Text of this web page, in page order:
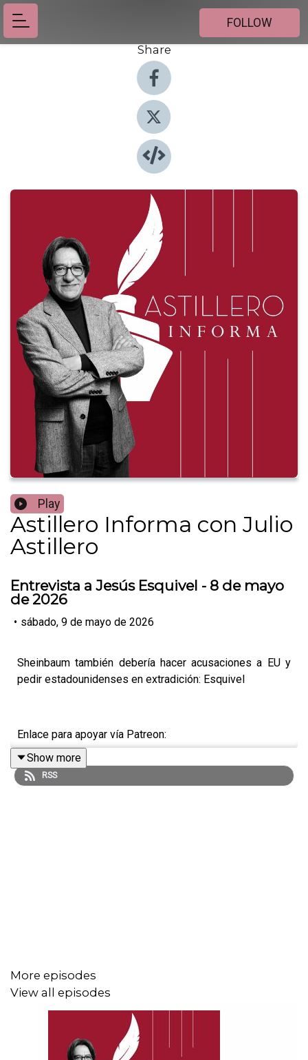
FOLLOW
Share
Play
Astillero Informa con Julio
Astillero
Entrevista a Jesús Esquivel - 8 de mayo
de 2026
• sábado, 9 de mayo de 2026
Sheinbaum también debería hacer acusaciones a EU y
pedir estadounidenses en extradición: Esquivel
Enlace para apoyar vía Patreon:
https://www.patreon.com/julioastillero
Tienda:
https://julioastillerotienda.com/
Show more
RSS
More episodes
View all episodes